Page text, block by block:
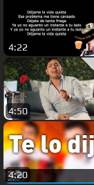
4:22
4:50
4:20